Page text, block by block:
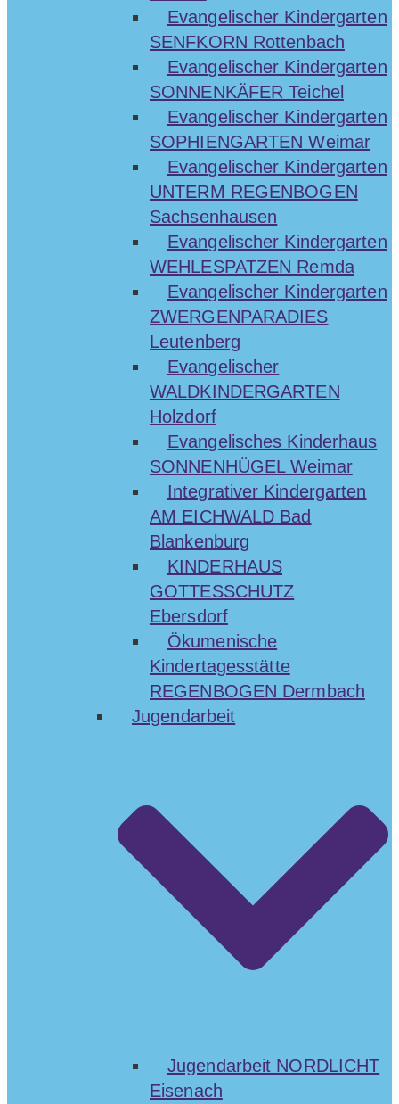
Evangelischer Kindergarten
SENFKORN Rottenbach
Evangelischer Kindergarten
SONNENKÄFER Teichel
Evangelischer Kindergarten
SOPHIENGARTEN Weimar
Evangelischer Kindergarten
UNTERM REGENBOGEN
Sachsenhausen
Evangelischer Kindergarten
WEHLESPATZEN Remda
Evangelischer Kindergarten
ZWERGENPARADIES
Leutenberg
Evangelischer
WALDKINDERGARTEN
Holzdorf
Evangelisches Kinderhaus
SONNENHÜGEL Weimar
Integrativer Kindergarten
AM EICHWALD Bad
Blankenburg
KINDERHAUS
GOTTESSCHUTZ
Ebersdorf
Ökumenische
Kindertagesstätte
REGENBOGEN Dermbach
Jugendarbeit
Jugendarbeit NORDLICHT
Eisenach